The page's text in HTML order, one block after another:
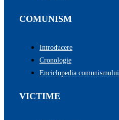
COMUNISM
Introducere
Cronologie
Enciclopedia comunismului
VICTIME